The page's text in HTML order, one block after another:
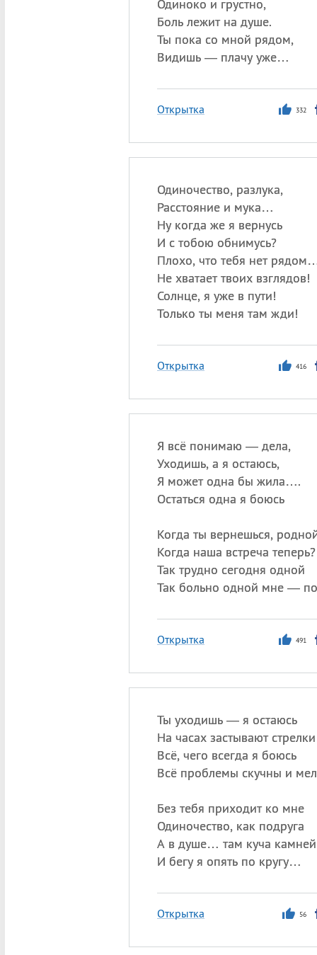
Одиноко и грустно,
Боль лежит на душе.
Ты пока со мной рядом,
Видишь — плачу уже…
Открытка 332
Одиночество, разлука,
Расстояние и мука…
Ну когда же я вернусь
И с тобою обнимусь?
Плохо, что тебя нет
Не хватает твоих взглядов!
Солнце, я уже в пути!
Только ты меня там жди!
Открытка 416
Я всё понимаю — дела,
Уходишь, а я остаюсь,
Я может одна бы жила….
Остаться одна я боюсь
Когда ты вернешься,
Когда наша встреча теперь?
Так трудно сегодня одной
Так больно одной мне —
Открытка 491
Ты уходишь — я остаюсь
На часах застывают стрелки
Всё, чего всегда я боюсь
Всё проблемы скучны и
Без тебя приходит ко мне
Одиночество, как подруга
А в душе… там куча камней
И бегу я опять по кругу…
Открытка 56